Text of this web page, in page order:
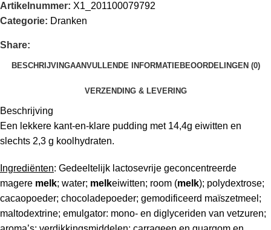
Artikelnummer: X1_201100079792
Categorie: Dranken
Share:
BESCHRIJVINGAANVULLENDE INFORMATIE BEOORDELINGEN (0)
VERZENDING & LEVERING
Beschrijving
Een lekkere kant-en-klare pudding met 14,4g eiwitten en
slechts 2,3 g koolhydraten.
Ingrediënten: Gedeeltelijk lactosevrije geconcentreerde
magere melk; water; melkeiwitten; room (melk); polydextrose;
cacaopoeder; chocoladepoeder; gemodificeerd maïszetmeel;
maltodextrine; emulgator: mono- en diglyceriden van vetzuren;